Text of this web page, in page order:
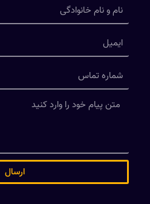
ارسال